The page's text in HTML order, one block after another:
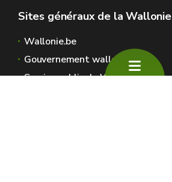
Sites généraux de la Wallonie
Wallonie.be
Gouvernement wallon
Service public de Wallonie